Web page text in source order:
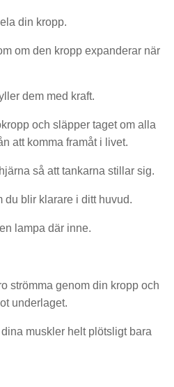
din kropp.
om den kropp expanderar när
dem med kraft.
och släpper taget om alla
att komma framåt i livet.
så att tankarna stillar sig.
du blir klarare i ditt huvud.
lampa där inne.
strömma genom din kropp och
underlaget.
muskler helt plötsligt bara